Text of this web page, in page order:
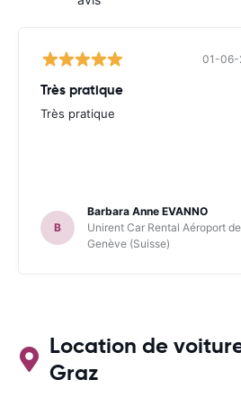
01-06-
Très pratique
Très pratique
B
Barbara Anne EVANNO
Unirent Car Rental Aéroport de
Genève (Suisse)
Location de
Graz